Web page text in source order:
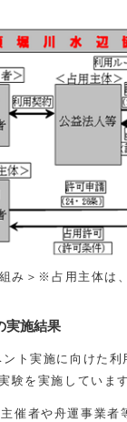
み＞※占用主体は
実施結果
ト実施に向けた利
験を実施しています
催者や舟運事業者